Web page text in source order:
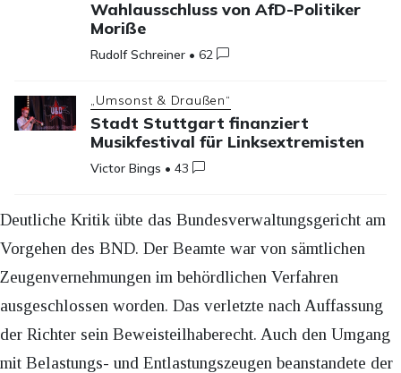
Wahlausschluss von AfD-Politiker
Moriße
Rudolf Schreiner •62
„Umsonst & Draußen“
Stadt Stuttgart finanziert
Musikfestival für Linksextremisten
Victor Bings •43
Deutliche Kritik übte das Bundesverwaltungsgericht am
Vorgehen des BND. Der Beamte war von sämtlichen
Zeugenvernehmungen im behördlichen Verfahren
ausgeschlossen worden. Das verletzte nach Auffassung
der Richter sein Beweisteilhaberecht. Auch den Umgang
mit Belastungs- und Entlastungszeugen beanstandete der